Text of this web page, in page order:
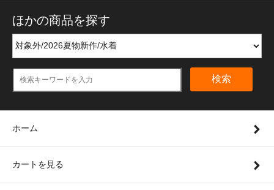
ほかの商品を探す
検索
ホーム
カートを見る